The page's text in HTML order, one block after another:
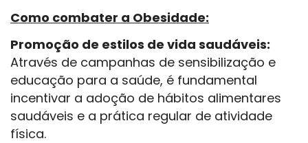
Como combater a Obesidade:
Promoção de estilos de vida saudáveis:
Através de campanhas de sensibilização e
educação para a saúde, é fundamental
incentivar a adoção de hábitos alimentares
saudáveis e a prática regular de atividade
física.